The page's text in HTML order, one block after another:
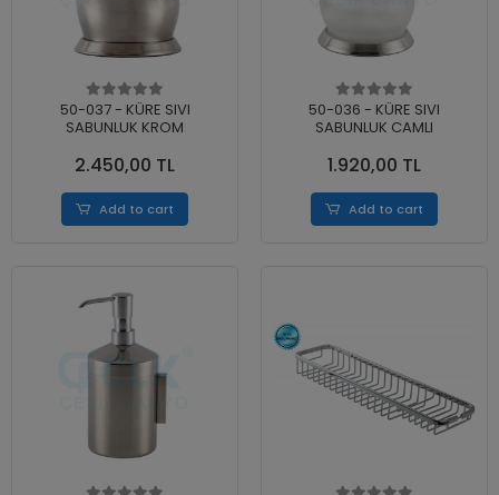
50-037 - KÜRE SIVI
SABUNLUK KROM
2.450,00 TL
Add to cart
50-036 - KÜRE SIVI
SABUNLUK CAMLI
1.920,00 TL
Add to cart